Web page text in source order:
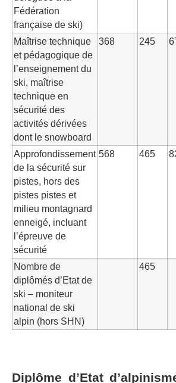
Fédération
française de ski)
Maîtrise technique
et pédagogique de
l’enseignement du
ski, maîtrise
technique en
sécurité des
activités dérivées
dont le snowboard
368 245
Approfondissement
de la sécurité sur
pistes, hors des
pistes pistes et
milieu montagnard
enneigé, incluant
l’épreuve de
sécurité
568 465
Nombre de
diplômés d’Etat de
ski – moniteur
national de ski
alpin (hors SHN)
465
Diplôme d’Etat